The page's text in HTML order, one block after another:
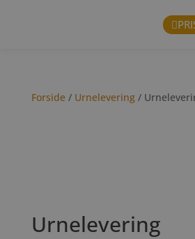
Forside/ Urnelevering/
Urnelevering